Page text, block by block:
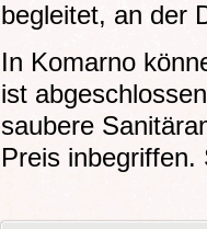
begleitet, an der
In Komarno
ist
saubere
Preis